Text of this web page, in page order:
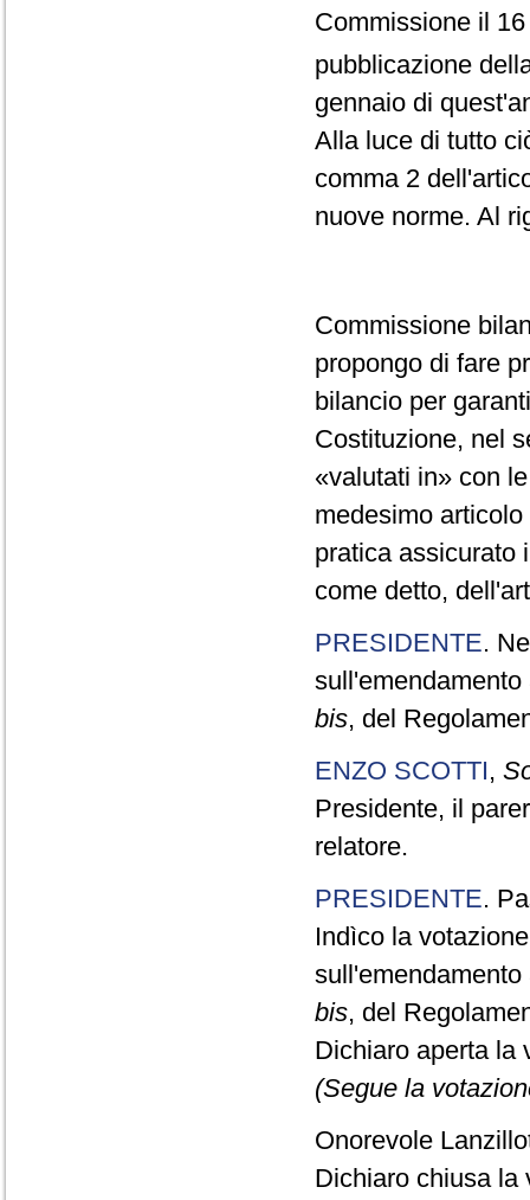
Commissione il
pubblicazione
gennaio di
Alla luce di tutto
comma 2
nuove norme. Al
Commissione
propongo di fare
bilancio per
Costituzione, nel
«valutati in» con
medesimo
pratica assicurato
come detto,
PRESIDENTE.
bis, del
ENZO SCOTTI,
Presidente, il
relatore.
PRESIDENTE.
Indìco la
bis, del
Dichiaro aperta la
(Segue la
Onorevole
Dichiaro chiusa la